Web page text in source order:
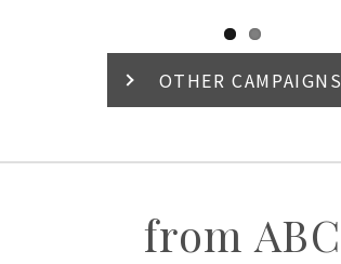
OTHER CAMPAIGNS
from ABC